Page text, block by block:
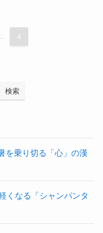
4
検索
を乗り切る「心」の漢
くなる「シャンパンタ